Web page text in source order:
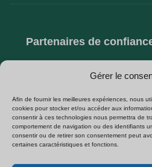
Gérer le
Afin de fournir les meilleures expériences, nous
cookies pour stocker et/ou accéder aux
consentir à ces technologies nous permettra de
comportement de navigation ou des identifiants
consentir ou de retirer son consentement peut
certaines caractéristiques et fonctions.
Partenaires de
SPÉCIALISÉS DANS